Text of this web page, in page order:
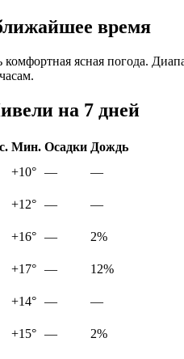
время
ясная погода.
на 7 дней
Мин. Осадки Дождь
+10° —
—
+12° —
—
+16° —
2%
+17° —
12%
+14° —
—
+15° —
2%